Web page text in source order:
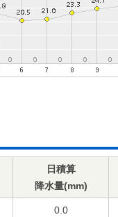
日積算
降水量(mm)
0.0